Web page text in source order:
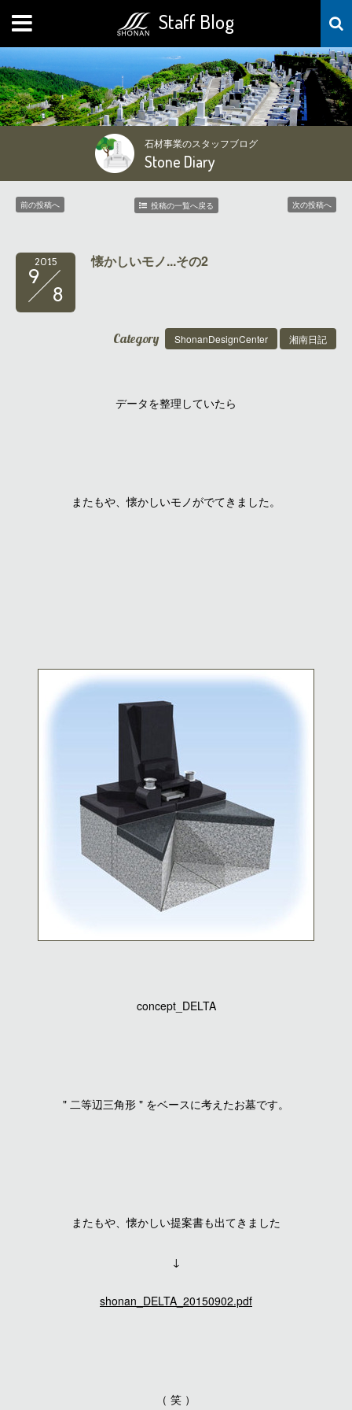
Staff Blog
MENU
石材事業のスタッフブログ
Stone Diary
前の投稿へ 投稿の一覧へ戻る 次の投稿へ
2015
9
8
懐かしいモノ...その2
Category ShonanDesignCenter 湘南日記
データを整理していたら
またもや、懐かしいモノがでてきました。
concept_DELTA
" 二等辺三角形 " をベースに考えたお墓です。
またもや、懐かしい提案書も出てきました
↓
shonan_DELTA_20150902.pdf
（ 笑 ）